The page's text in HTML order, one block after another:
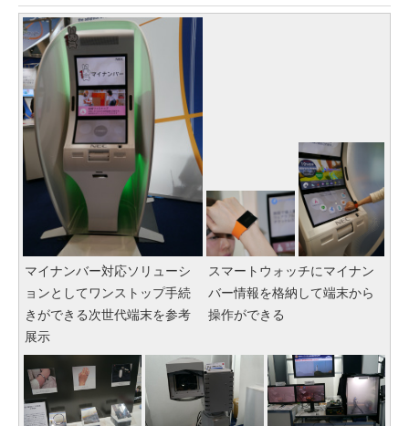
マイナンバー対応ソリューシ
ョンとしてワンストップ手続
きができる次世代端末を参考
展示
スマートウォッチにマイナン
バー情報を格納して端末から
操作ができる